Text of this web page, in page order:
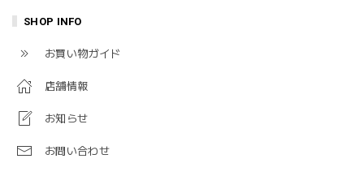
SHOP INFO
お買い物ガイド
店舗情報
お知らせ
お問い合わせ